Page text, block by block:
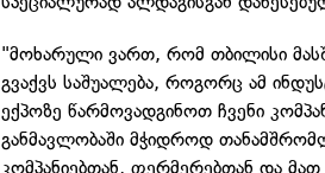
"მოხარული ვართ, რომ თბილისი
გვაქვს საშუალება, როგორც ამ
ექპოზე წარმოვადგინოთ ჩვენი
განმავლობაში მჭიდროდ
კომპანიებთან, ფერმერებთან და